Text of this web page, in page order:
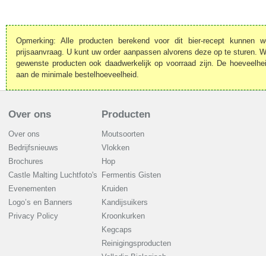
Opmerking: Alle producten berekend voor dit bier-recept kunnen
prijsaanvraag. U kunt uw order aanpassen alvorens deze op te sturen.
gewenste producten ook daadwerkelijk op voorraad zijn. De
aan de minimale bestelhoeveelheid.
Over ons
Over ons
Bedrijfsnieuws
Brochures
Castle Malting Luchtfoto's
Evenementen
Logo’s en Banners
Privacy Policy
Producten
Moutsoorten
Vlokken
Hop
Fermentis Gisten
Kruiden
Kandijsuikers
Kroonkurken
Kegcaps
Reinigingsproducten